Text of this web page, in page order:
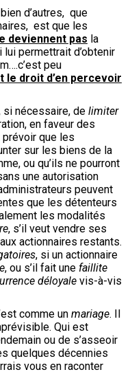
d’autres, que
est que les
deviennent pas la
permettrait d’obtenir
peu
le droit d’en percevoir
si nécessaire, de limiter
en faveur des
prévoir que les
sur les biens de la
ou qu’ils ne pourront
une autorisation
peuvent
que les détenteurs
les modalités
, s’il veut vendre ses
aux actionnaires restants.
, si un actionnaire
, ou s’il fait une faillite
déloyale vis-à-vis
comme un mariage. Il
Qui est
ou de s’asseoir
quelques décennies
vous en raconter